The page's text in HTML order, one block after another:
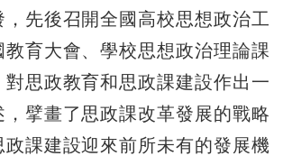
先後召開全國高校思想政治工
育大會、學校思想政治理論課
思政教育和思政課建設作出一
，擘畫了思政課改革發展的戰略
課建設迎來前所未有的發展機